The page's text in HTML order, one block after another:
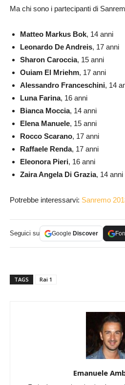
Ma chi sono i partecipanti di
Matteo Markus Bok, 14 anni
Leonardo De Andreis, 17 anni
Sharon Caroccia, 15 anni
Ouiam El Mriehm, 17 anni
Alessandro Franceschini, 14
Luna Farina, 16 anni
Bianca Moccia, 14 anni
Elena Manuele, 15 anni
Rocco Scarano, 17 anni
Raffaele Renda, 17 anni
Eleonora Pieri, 16 anni
Zaira Angela Di Grazia, 14 anni
Potrebbe interessarvi: Sanremo
Seguici su Google Discover
TAGS Rai 1
Emanuele